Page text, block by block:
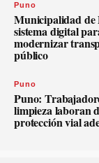
Puno
Municipalidad de
sistema digital
modernizar
público
Puno
Puno:
limpieza laboran
protección vial